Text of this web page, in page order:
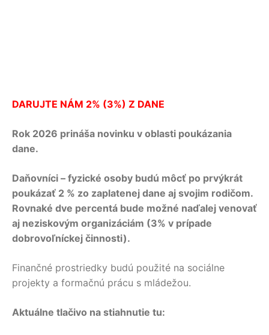
DARUJTE NÁM 2% (3%) Z DANE
Rok 2026 prináša novinku v oblasti poukázania
dane.
Daňovníci – fyzické osoby budú môcť po prvýkrát
poukázať 2 % zo zaplatenej dane aj svojim rodičom.
Rovnaké dve percentá bude možné naďalej venovať
aj neziskovým organizáciám (3% v prípade
dobrovoľníckej činnosti).
Finančné prostriedky budú použité na sociálne
projekty a formačnú prácu s mládežou.
Aktuálne tlačivo na stiahnutie tu: